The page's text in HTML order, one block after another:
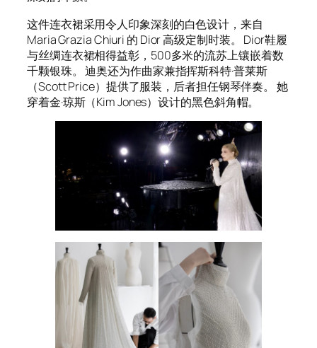
这件连衣裙采用令人印象深刻的白色设计，来自
Maria Grazia Chiuri 的 Dior 高级定制时装。 Dior鞋履
与丝绸连衣裙相得益彰，500多米的流苏上镶嵌着数
千颗银珠。 迪奥还为作曲家兼指挥斯科特·普莱斯
（Scott Price）提供了服装，后者担任钢琴伴奏。 她
穿着金·琼斯（Kim Jones）设计的黑色斜角帽。